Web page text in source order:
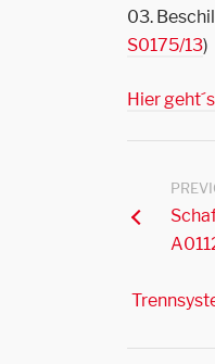
03.
S0175/13)
Hier